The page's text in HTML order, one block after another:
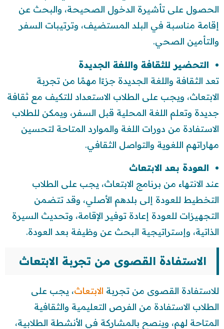
الحصول على تأشيرة الدخول الصحيحة، والبحث عن
إقامة مناسبة في البلد المستضيف، وترتيبات السفر
والتأمين الصحي.
التحضير للثقافة واللغة الجديدة
تعد الثقافة واللغة الجديدة جزءًا مهمًا من تجربة
الابتعاث، ويجب على الطلاب الاستعداد للتكيف مع ثقافة
جديدة وتعلم اللغة المحلية قبل السفر، ويمكن للطلاب
الاستفادة من دورات اللغة والموارد المتاحة لتحسين
مهاراتهم اللغوية والتواصل الثقافي.
العودة بعد الابتعاث
عند الانتهاء من برنامج الابتعاث، يجب على الطلاب
التخطيط للعودة إلى بلدهم الأصلي، وقد تتضمن
التجهيزات للعودة إعادة توفير الإقامة، وتحديث السيرة
الذاتية، وإستراتيجية البحث عن وظيفة بعد العودة.
الاستفادة القصوى من تجربة الابتعاث
للاستفادة القصوى من تجربة الابتعاث، يجب على
الطلاب الاستفادة من الفرص التعليمية والثقافية
المتاحة لهم، وينصح بالمشاركة في الأنشطة الطلابية،